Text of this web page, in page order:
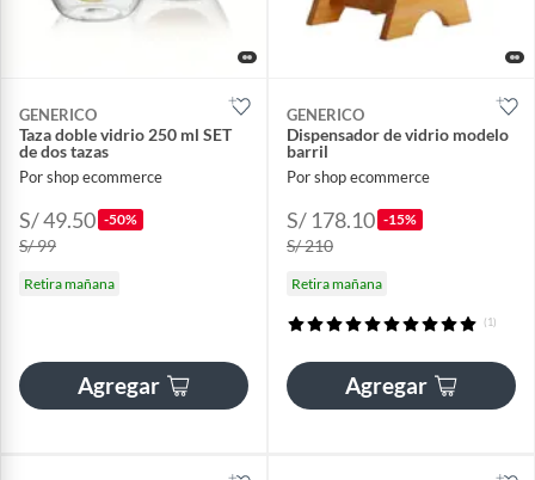
GENERICO
Taza doble vidrio 250 ml SET
de dos tazas
Por shop ecommerce
S/ 49.50 -50%
S/ 99
Retira mañana
Agregar
GENERICO
Dispensador de vidrio modelo
barril
Por shop ecommerce
S/ 178.10 -15%
S/ 210
Retira mañana
(1)
Agregar